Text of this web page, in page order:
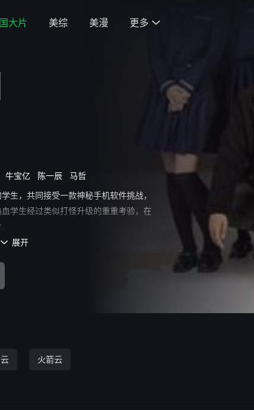
大片 美综 美漫 更多 
牛宝亿 陈一辰
马哲
生，共同接受一款神秘手机软件挑战，
学生经过类似打怪升级的重重考验，在
 展开
火箭云